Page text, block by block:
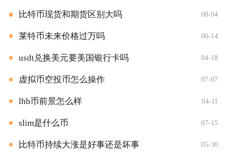
比特币现货和期货区别大吗 08-04
莱特币未来价格过万吗 06-14
usdt兑换美元要美国银行卡吗 04-18
虚拟币空投币怎么操作 07-07
lhb币前景怎么样 04-11
slim是什么币 07-15
比特币持续大涨是好事还是坏事 05-30